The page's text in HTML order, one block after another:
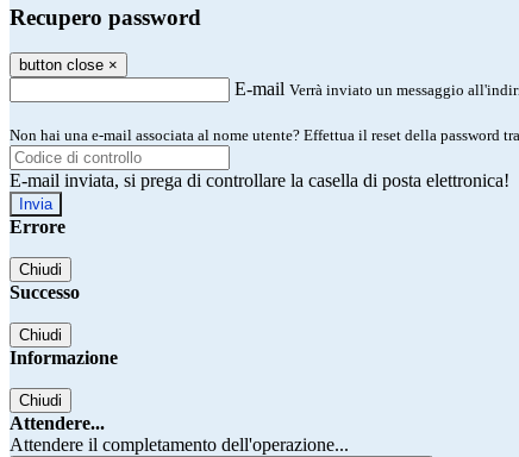
Recupero password
button close ×
E-mail Verrà inviato un messaggio
Non hai una e-mail associata al nome utente? Effettua il reset della password
E-mail inviata, si prega di controllare la casella di posta elettronica!
Errore
Chiudi
Successo
Chiudi
Informazione
Chiudi
Attendere...
Attendere il completamento dell'operazione...